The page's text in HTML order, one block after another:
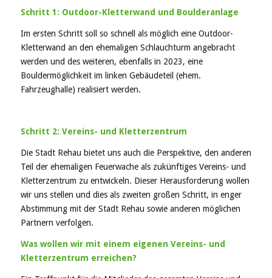
Schritt 1: Outdoor-Kletterwand und Boulderanlage
Im ersten Schritt soll so schnell als möglich eine Outdoor-
Kletterwand an den ehemaligen Schlauchturm angebracht
werden und des weiteren, ebenfalls in 2023, eine
Bouldermöglichkeit im linken Gebäudeteil (ehem.
Fahrzeughalle) realisiert werden.
Schritt 2: Vereins- und Kletterzentrum
Die Stadt Rehau bietet uns auch die Perspektive, den anderen
Teil der ehemaligen Feuerwache als zukünftiges Vereins- und
Kletterzentrum zu entwickeln. Dieser Herausforderung wollen
wir uns stellen und dies als zweiten großen Schritt, in enger
Abstimmung mit der Stadt Rehau sowie anderen möglichen
Partnern verfolgen.
Was wollen wir mit einem eigenen Vereins- und
Kletterzentrum erreichen?